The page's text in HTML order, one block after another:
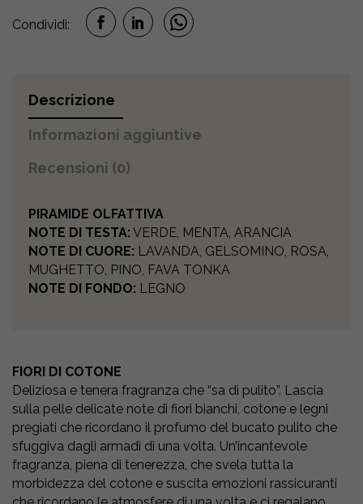
quantity
Condividi:
Descrizione
Informazioni aggiuntive
Recensioni (0)
PIRAMIDE OLFATTIVA
NOTE DI TESTA: VERDE, MENTA, ARANCIA
NOTE DI CUORE: LAVANDA, GELSOMINO, ROSA,
MUGHETTO, PINO, FAVA TONKA
NOTE DI FONDO: LEGNO
FIORI DI COTONE
Deliziosa e tenera fragranza che “sa di pulito”. Lascia
sulla pelle delicate note di fiori bianchi, cotone e legni
pregiati che ricordano il profumo del bucato pulito che
sfuggiva dagli armadi di una volta. Un’incantevole
fragranza, piena di tenerezza, che svela tutta la
morbidezza del cotone e suscita emozioni rassicuranti